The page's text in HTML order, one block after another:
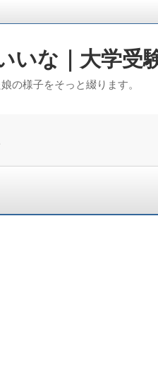
いな｜大学受
の様子をそっと綴ります。